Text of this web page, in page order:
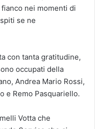
nei momenti di
se ne
con tanta gratitudine,
occupati della
Andrea Mario Rossi,
e Remo Pasquariello.
Votta che